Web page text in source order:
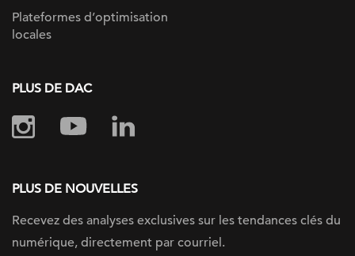
Plateformes d’optimisation
locales
PLUS DE DAC
PLUS DE NOUVELLES
Recevez des analyses exclusives sur les tendances clés du
numérique, directement par courriel.